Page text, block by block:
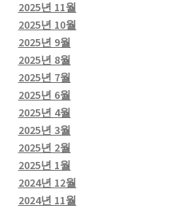
2025년 11월
2025년 10월
2025년 9월
2025년 8월
2025년 7월
2025년 6월
2025년 4월
2025년 3월
2025년 2월
2025년 1월
2024년 12월
2024년 11월